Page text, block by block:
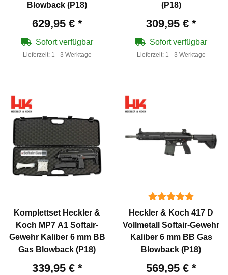
Blowback (P18)
629,95 € *
Sofort verfügbar
Lieferzeit: 1 - 3 Werktage
(P18)
309,95 € *
Sofort verfügbar
Lieferzeit: 1 - 3 Werktage
Komplettset Heckler &
Koch MP7 A1 Softair-
Gewehr Kaliber 6 mm BB
Gas Blowback (P18)
339,95 € *
Heckler & Koch 417 D
Vollmetall Softair-Gewehr
Kaliber 6 mm BB Gas
Blowback (P18)
569,95 € *